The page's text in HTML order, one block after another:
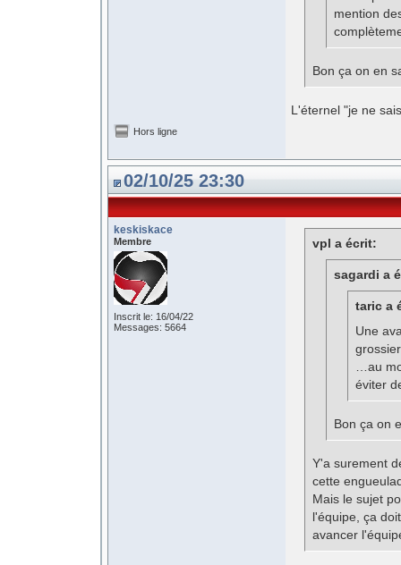
mention
Bon ça on en
L'éternel "je ne
Hors ligne
02/10/25 23:30
keskiskace
Membre
Inscrit le: 16/04/22
Messages: 5664
vpl a écrit:
sagardi a
taric a
Une
…au
éviter
Bon ça on
Y'a surement
cette
Mais le sujet
l'équipe, ça
avancer